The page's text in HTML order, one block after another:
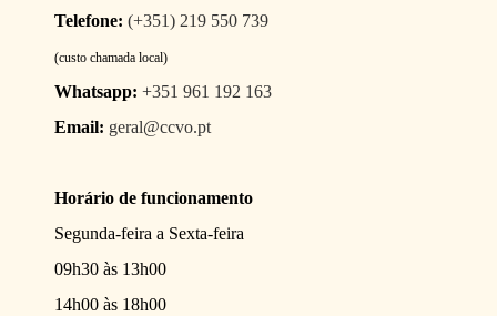
Telefone: (+351) 219 550 739
(custo chamada local)
Whatsapp: +351 961 192 163
Email: geral@ccvo.pt
Horário de funcionamento
Segunda-feira a Sexta-feira
09h30 às 13h00
14h00 às 18h00